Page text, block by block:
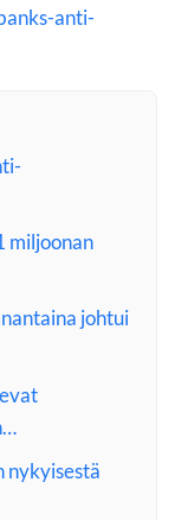
anti-
miljoonan
johtui
nykyisestä